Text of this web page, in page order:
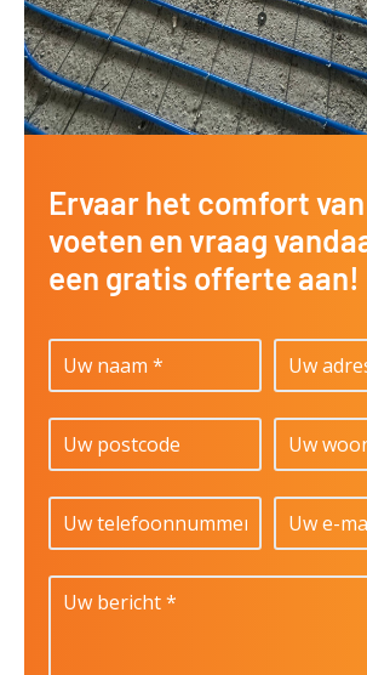
Ervaar het comfort
voeten en vraag
een gratis offerte aan!